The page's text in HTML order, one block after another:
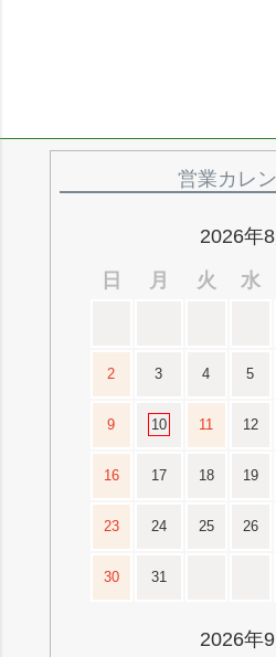
営業カレ
2026年8
日
月 火 水
2 3 4 5
9 10 11 12
16 17 18 19
23 24 25 26
30 31
2026年9